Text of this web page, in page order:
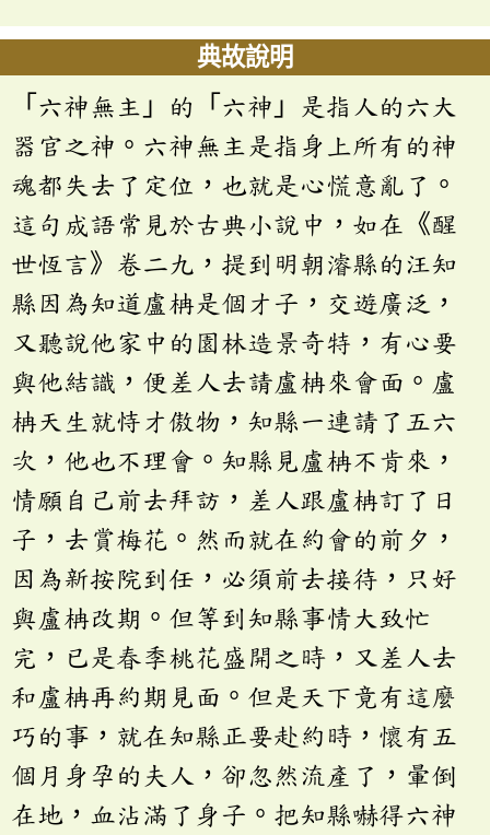
典故說明
「六神無主」的「六神」是指人的六大
器官之神。六神無主是指身上所有的神
魂都失去了定位，也就是心慌意亂了。
這句成語常見於古典小說中，如在《醒
世恆言》卷二九，提到明朝濬縣的汪知
縣因為知道盧柟是個才子，交遊廣泛，
又聽說他家中的園林造景奇特，有心要
與他結識，便差人去請盧柟來會面。盧
柟天生就恃才傲物，知縣一連請了五六
次，他也不理會。知縣見盧柟不肯來，
情願自己前去拜訪，差人跟盧柟訂了日
子，去賞梅花。然而就在約會的前夕，
因為新按院到任，必須前去接待，只好
與盧柟改期。但等到知縣事情大致忙
完，已是春季桃花盛開之時，又差人去
和盧柟再約期見面。但是天下竟有這麼
巧的事，就在知縣正要赴約時，懷有五
個月身孕的夫人，卻忽然流產了，暈倒
在地，血沾滿了身子。把知縣嚇得六神